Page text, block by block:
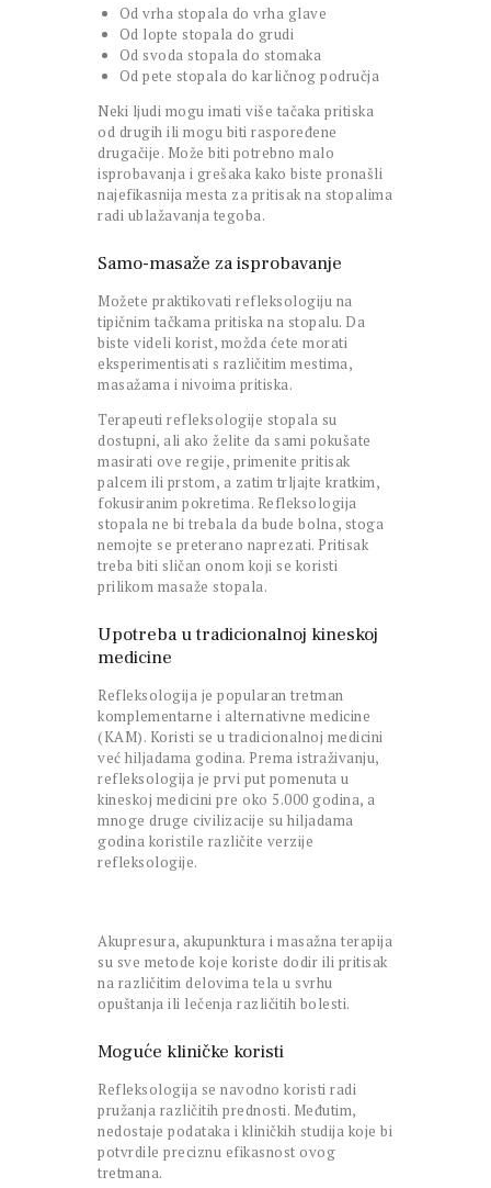
Od vrha stopala do vrha glave
Od lopte stopala do grudi
Od svoda stopala do stomaka
Od pete stopala do karličnog područja
Neki ljudi mogu imati više tačaka pritiska
od drugih ili mogu biti raspoređene
drugačije. Može biti potrebno malo
isprobavanja i grešaka kako biste pronašli
najefikasnija mesta za pritisak na stopalima
radi ublažavanja tegoba.
Samo-masaže za isprobavanje
Možete praktikovati refleksologiju na
tipičnim tačkama pritiska na stopalu. Da
biste videli korist, možda ćete morati
eksperimentisati s različitim mestima,
masažama i nivoima pritiska.
Terapeuti refleksologije stopala su
dostupni, ali ako želite da sami pokušate
masirati ove regije, primenite pritisak
palcem ili prstom, a zatim trljajte kratkim,
fokusiranim pokretima. Refleksologija
stopala ne bi trebala da bude bolna, stoga
nemojte se preterano naprezati. Pritisak
treba biti sličan onom koji se koristi
prilikom masaže stopala.
Upotreba u tradicionalnoj kineskoj
medicine
Refleksologija je popularan tretman
komplementarne i alternativne medicine
(KAM). Koristi se u tradicionalnoj medicini
već hiljadama godina. Prema istraživanju,
refleksologija je prvi put pomenuta u
kineskoj medicini pre oko 5.000 godina, a
mnoge druge civilizacije su hiljadama
godina koristile različite verzije
refleksologije.
Akupresura, akupunktura i masažna terapija
su sve metode koje koriste dodir ili pritisak
na različitim delovima tela u svrhu
opuštanja ili lečenja različitih bolesti.
Moguće kliničke koristi
Refleksologija se navodno koristi radi
pružanja različitih prednosti. Međutim,
nedostaje podataka i kliničkih studija koje bi
potvrdile preciznu efikasnost ovog
tretmana.